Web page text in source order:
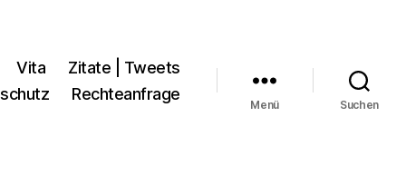
Vita
Zitate | Tweets
Rechteanfrage
Menü Suchen